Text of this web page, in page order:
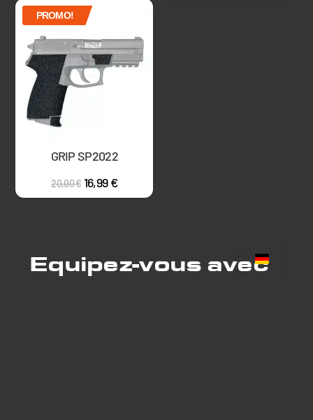
PROMO!
Épuisé
GRIP SP2022
20,00€ 16,99€
Equipez-vous avec